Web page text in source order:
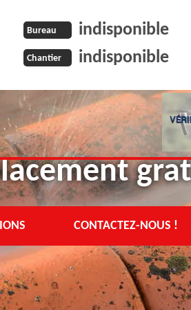
Bureau indisponible
Chantier indisponible
CONTACTEZ-NOUS !